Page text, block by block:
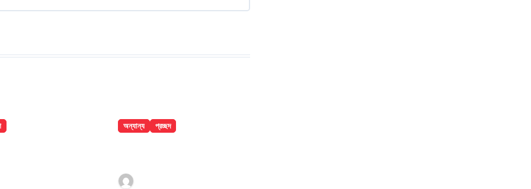
অন্যান্য প্রচ্ছদ